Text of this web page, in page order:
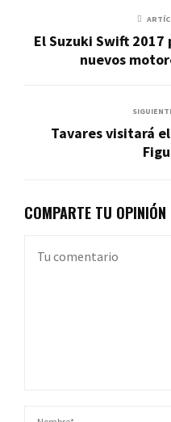
El Suzuki Swift
nuevos
Tavares visitará
COMPARTE TU OPINIÓN